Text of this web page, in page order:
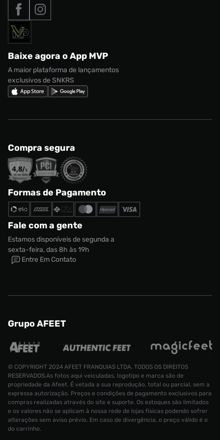
Roupas
Acessórios
Marcas
Nike Air Max
adidas Adi2000
adidas Campus
Nike Shox
Nossas lojas
Termos de uso
Política de privacidade
Regulamento CRM/ CASHBACK
Regulamento Cupom
Tipos de entrega
Formas de Pagamento
Solicite seus dados
Baixe agora o App MVP
A maior plataforma de lançamentos
exclusivos de SNKRS
Compra segura
Formas de Pagamento
Fale com a gente
Estamos disponíveis de segunda a
sexta-feira, das 8h às 19h
Entre Em Contato
Grupo AFEET
© COPYRIGHT 2024 AFEET FRANQUIAS LTDA. TODOS OS DIREITOS
RESERVADOS.As fotos aqui veiculadas, logotipo e marca são de
propriedade da Afeet. É vetada a sua reprodução, total ou parcial, sem a
expressa autorização. Preços e condições de pagamento exclusivos para
compras realizadas através do site e suporte. Os estoques são limitados
e os valores não se aplicam à nossa rede de lojas físicas podendo sofrer
alterações sem aviso prévio. Em caso de divergência, o preço válido é o
do carrinho.